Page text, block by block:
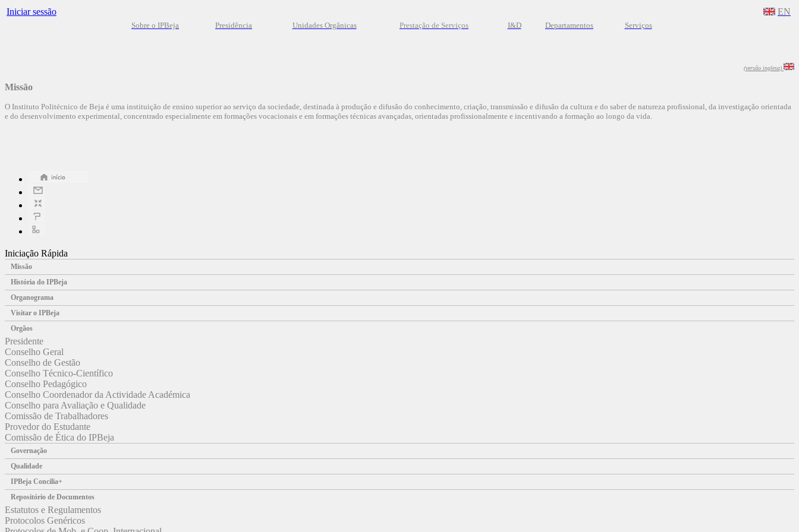
Iniciar sessão EN
Sobre o IPBeja Presidência Unidades Orgânicas Prestação de Serviços I&D Departamentos Serviços
(versão inglesa)
Missão
O Instituto Politécnico de Beja é uma instituição de ensino superior ao serviço da sociedade, destinada à produção e difusão do conhecimento, criação, transmissão e difusão da cultura e do saber de natureza profissional, da investigação orientada
e do desenvolvimento experimental, concentrado especialmente em formações vocacionais e em formações técnicas avançadas, orientadas profissionalmente e incentivando a formação ao longo da vida.
Iniciação Rápida
Missão
História do IPBeja
Organograma
Visitar o IPBeja
Orgãos
Presidente
Conselho Geral
Conselho de Gestão
Conselho Técnico-Científico
Conselho Pedagógico
Conselho Coordenador da Actividade Académica
Conselho para Avaliação e Qualidade
Comissão de Trabalhadores
Provedor do Estudante
Comissão de Ética do IPBeja
Governação
Qualidade
IPBeja Concilia+
Repositório de Documentos
Estatutos e Regulamentos
Protocolos Genéricos